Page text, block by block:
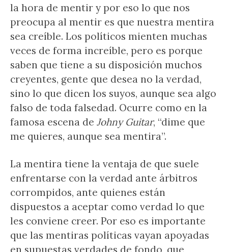
la hora de mentir y por eso lo que nos
preocupa al mentir es que nuestra mentira
sea creíble. Los políticos mienten muchas
veces de forma increíble, pero es porque
saben que tiene a su disposición muchos
creyentes, gente que desea no la verdad,
sino lo que dicen los suyos, aunque sea algo
falso de toda falsedad. Ocurre como en la
famosa escena de Johny Guitar, “dime que
me quieres, aunque sea mentira”.
La mentira tiene la ventaja de que suele
enfrentarse con la verdad ante árbitros
corrompidos, ante quienes están
dispuestos a aceptar como verdad lo que
les conviene creer. Por eso es importante
que las mentiras políticas vayan apoyadas
en supuestas verdades de fondo, que